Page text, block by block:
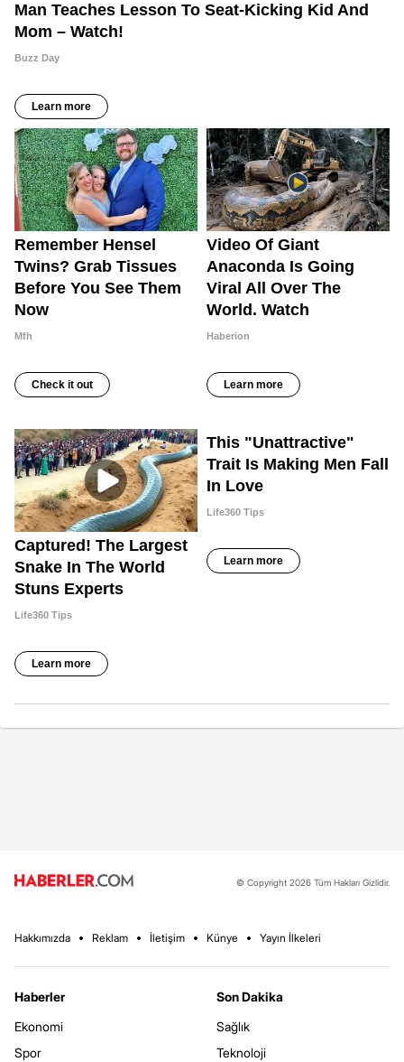
© Copyright 2026 Tüm Hakları Gizlidir.
Hakkımızda Reklam İletişim Künye Yayın İlkeleri
Haberler
Ekonomi
Spor
Son Dakika
Sağlık
Teknoloji